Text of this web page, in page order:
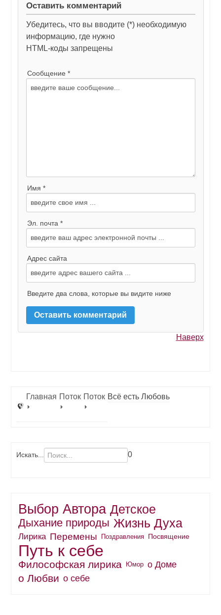
Оставить комментарий
Убедитесь, что вы вводите (*) необходимую
информацию, где нужно
HTML-коды запрещены
Сообщение *
Имя *
Эл. почта *
Адрес сайта
Введите два слова, которые вы видите ниже
Наверх
Главная Поток Поток Всё есть Любовь
Искать... 0
Выбор Автора Детское
Дыхание природы Жизнь Духа
Лирика Перемены Поздравления Посвящение
Путь к себе
Философская лирика Юмор о Доме
о Любви о себе